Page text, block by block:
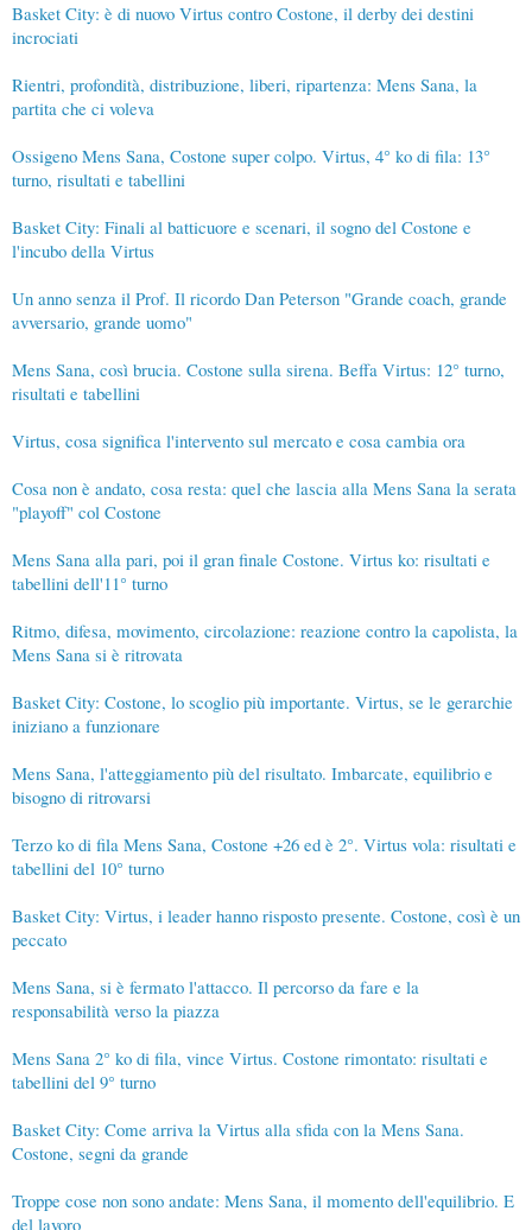
Basket City: è di nuovo Virtus contro Costone, il derby dei destini
incrociati
Rientri, profondità, distribuzione, liberi, ripartenza: Mens Sana, la
partita che ci voleva
Ossigeno Mens Sana, Costone super colpo. Virtus, 4° ko di fila: 13°
turno, risultati e tabellini
Basket City: Finali al batticuore e scenari, il sogno del Costone e
l'incubo della Virtus
Un anno senza il Prof. Il ricordo Dan Peterson "Grande coach, grande
avversario, grande uomo"
Mens Sana, così brucia. Costone sulla sirena. Beffa Virtus: 12° turno,
risultati e tabellini
Virtus, cosa significa l'intervento sul mercato e cosa cambia ora
Cosa non è andato, cosa resta: quel che lascia alla Mens Sana la serata
"playoff" col Costone
Mens Sana alla pari, poi il gran finale Costone. Virtus ko: risultati e
tabellini dell'11° turno
Ritmo, difesa, movimento, circolazione: reazione contro la capolista, la
Mens Sana si è ritrovata
Basket City: Costone, lo scoglio più importante. Virtus, se le gerarchie
iniziano a funzionare
Mens Sana, l'atteggiamento più del risultato. Imbarcate, equilibrio e
bisogno di ritrovarsi
Terzo ko di fila Mens Sana, Costone +26 ed è 2°. Virtus vola: risultati e
tabellini del 10° turno
Basket City: Virtus, i leader hanno risposto presente. Costone, così è un
peccato
Mens Sana, si è fermato l'attacco. Il percorso da fare e la
responsabilità verso la piazza
Mens Sana 2° ko di fila, vince Virtus. Costone rimontato: risultati e
tabellini del 9° turno
Basket City: Come arriva la Virtus alla sfida con la Mens Sana.
Costone, segni da grande
Troppe cose non sono andate: Mens Sana, il momento dell'equilibrio. E
del lavoro